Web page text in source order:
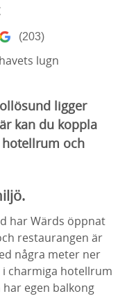
(203)
lugn
ligger
kan du koppla
hotellrum och
har Wärds öppnat
restaurangen är
några meter ner
charmiga hotellrum
egen balkong